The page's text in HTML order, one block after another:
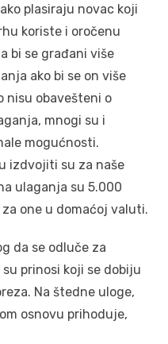
plasiraju novac koji
koriste i oročenu
bi se građani više
ako bi se on više
nisu obavešteni o
mnogi su i
mogućnosti.
izdvojiti su za naše
ulaganja su 5.000
one u domaćoj valuti.
da se odluče za
prinosi koji se dobiju
Na štedne uloge,
osnovu prihoduje,